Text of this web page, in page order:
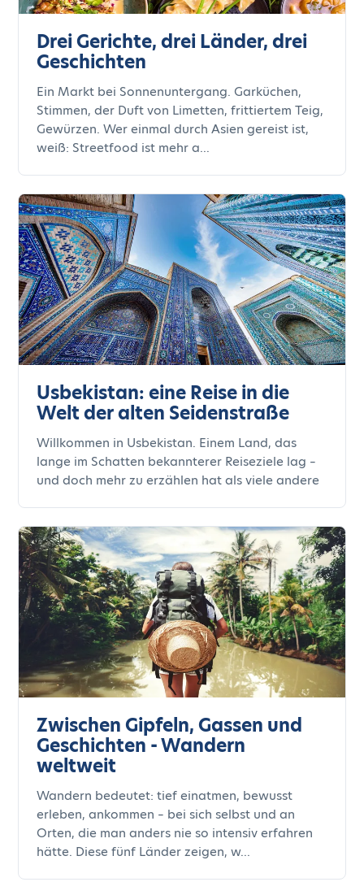
Drei Gerichte, drei Länder, drei
Geschichten
Ein Markt bei Sonnenuntergang. Garküchen,
Stimmen, der Duft von Limetten, frittiertem Teig,
Gewürzen. Wer einmal durch Asien gereist ist,
weiß: Streetfood ist mehr a...
Usbekistan: eine Reise in die
Welt der alten Seidenstraße
Willkommen in Usbekistan. Einem Land, das
lange im Schatten bekannterer Reiseziele lag –
und doch mehr zu erzählen hat als viele andere
Zwischen Gipfeln, Gassen und
Geschichten - Wandern
weltweit
Wandern bedeutet: tief einatmen, bewusst
erleben, ankommen – bei sich selbst und an
Orten, die man anders nie so intensiv erfahren
hätte. Diese fünf Länder zeigen, w...